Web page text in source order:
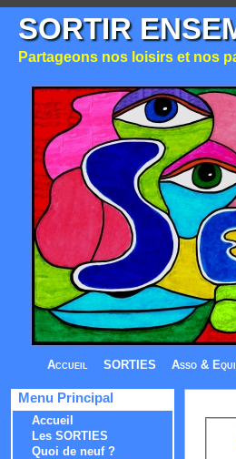
SORTIR
Partageons nos loisirs et nos
Accueil SORTIES Asso &
Menu Principal
Accueil
Les SORTIES
Quoi de neuf ?